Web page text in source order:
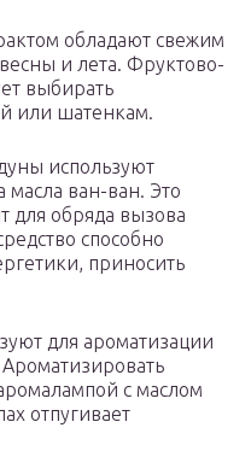
обладают свежим
и лета. Фруктово-
выбирать
или шатенкам.
используют
масла ван-ван. Это
для обряда вызова
способно
приносить
для ароматизации
с маслом
отпугивает